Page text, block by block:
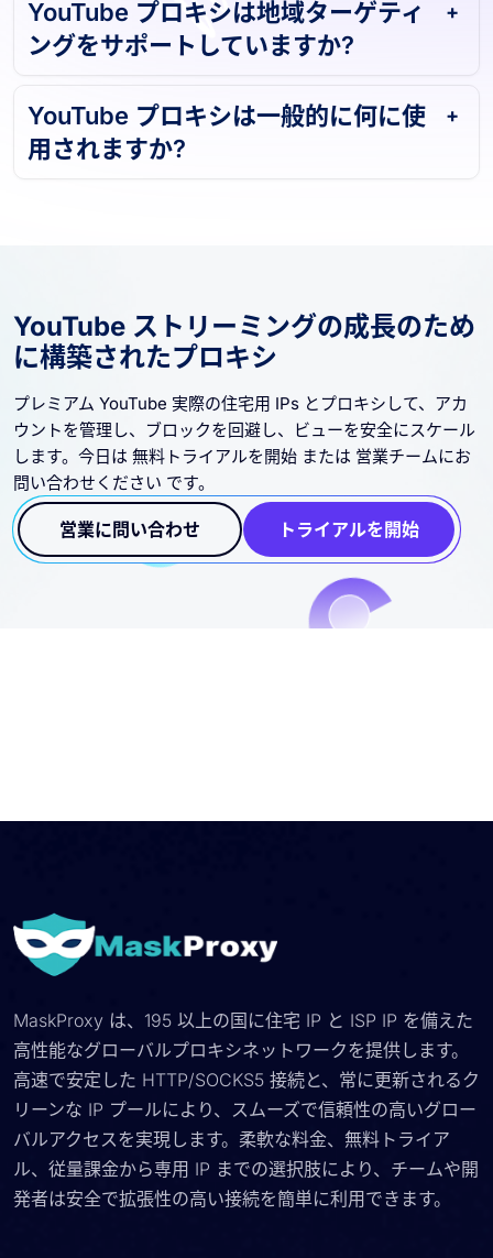
YouTube プロキシは地域ターゲティ
YouTube プロキシは一般的に何に使
YouTube ストリーミングの成長のため
に構築されたプロキシ
プレミアム YouTube 実際の住宅用 IPs とプロキシして、アカ
ウントを管理し、ブロックを回避し、ビューを安全にスケール
します。今日は 無料トライアルを開始 または 営業チームにお
問い合わせください です。
営業に問い合わせ トライアルを開始
MaskProxy は、195 以上の国に住宅 IP と ISP IP を備えた
高性能なグローバルプロキシネットワークを提供します。
高速で安定した HTTP/SOCKS5 接続と、常に更新されるク
リーンな IP プールにより、スムーズで信頼性の高いグロー
バルアクセスを実現します。柔軟な料金、無料トライア
ル、従量課金から専用 IP までの選択肢により、チームや開
発者は安全で拡張性の高い接続を簡単に利用できます。